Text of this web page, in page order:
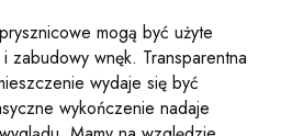
mogą być użyte
zabudowy wnęk. Transparentna
wydaje się być
wykończenie nadaje